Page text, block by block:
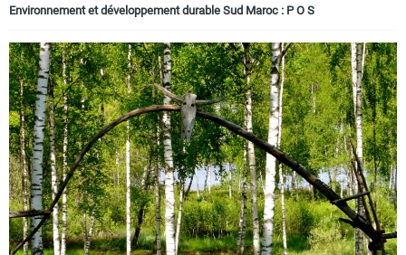
Environnement et développement durable Sud Maroc : P O S